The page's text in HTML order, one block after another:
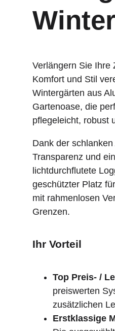
Verlängern Sie Ihre
Komfort und Stil
Wintergärten aus
Gartenoase, die
pflegeleicht, robust
Dank der
Transparenz und
lichtdurchflutete
geschützter Platz
mit rahmenlosen
Grenzen.
Ihr Vorteil
Top Preis- /
preiswerten
zusätzlichen
Erstklassige